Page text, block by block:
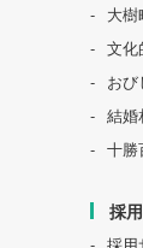
大
文化
お
結婚
十勝
採